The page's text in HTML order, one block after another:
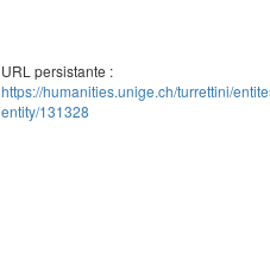
URL persistante :
https://humanities.unige.ch/turrettini/
entity/131328